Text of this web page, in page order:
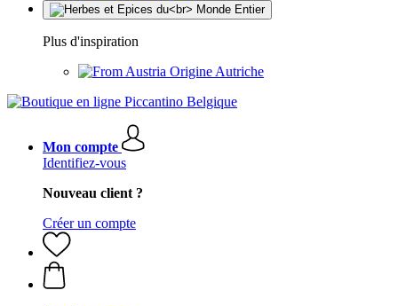
Plus d'inspiration
Origine Autriche
Mon compte
Identifiez-vous
Nouveau client ?
Créer un compte